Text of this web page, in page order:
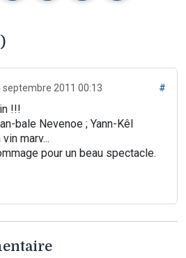
septembre 2011 00:13 #
!!!
bale Nevenoe ; Yann-Kêl
marv...
pour un beau spectacle.